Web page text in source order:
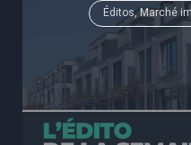
Éditos, Marché